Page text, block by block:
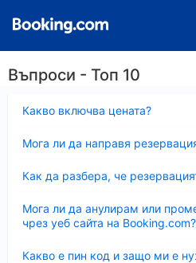
Въпроси - Топ 10
Какво включва цената?
Мога ли да направя
Как да разбера, че
Мога ли да анулирам или
чрез уеб сайта на Booking.com?
Какво е пин код и защо ми е